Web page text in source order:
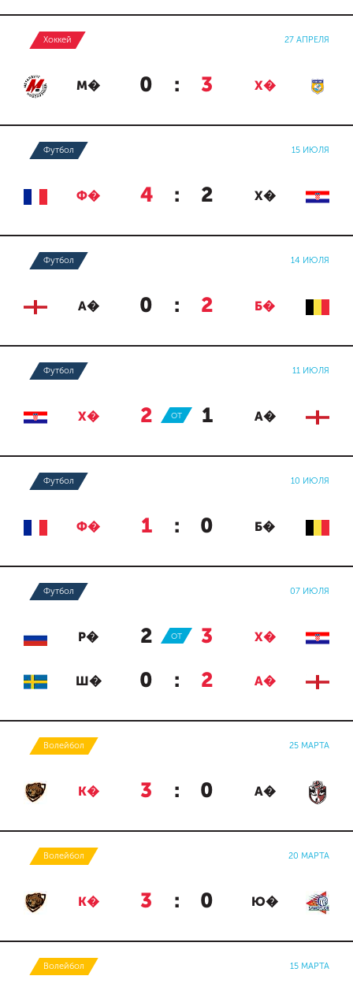
Хоккей 27 АПРЕЛЯ
М� 0 : 3 Х�
Футбол 15 ИЮЛЯ
Ф� 4 : 2 Х�
Футбол 14 ИЮЛЯ
А� 0 : 2 Б�
Футбол 11 ИЮЛЯ
Х� 2 : 1 А�
ОТ
Футбол 10 ИЮЛЯ
Ф� 1 : 0 Б�
Футбол 07 ИЮЛЯ
Р� 2 : 3 Х�
ОТ
Ш� 0 : 2 А�
Волейбол 25 МАРТА
К� 3 : 0 А�
Волейбол 20 МАРТА
К� 3 : 0 Ю�
Волейбол 15 МАРТА